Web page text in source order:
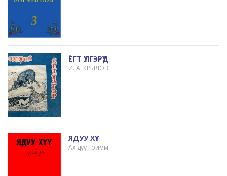
ЁГТ ҮЛГЭРҮҮД
И. А. КРЫЛОВ
ЯДУУ ХҮҮ
Ах дүү Гримм